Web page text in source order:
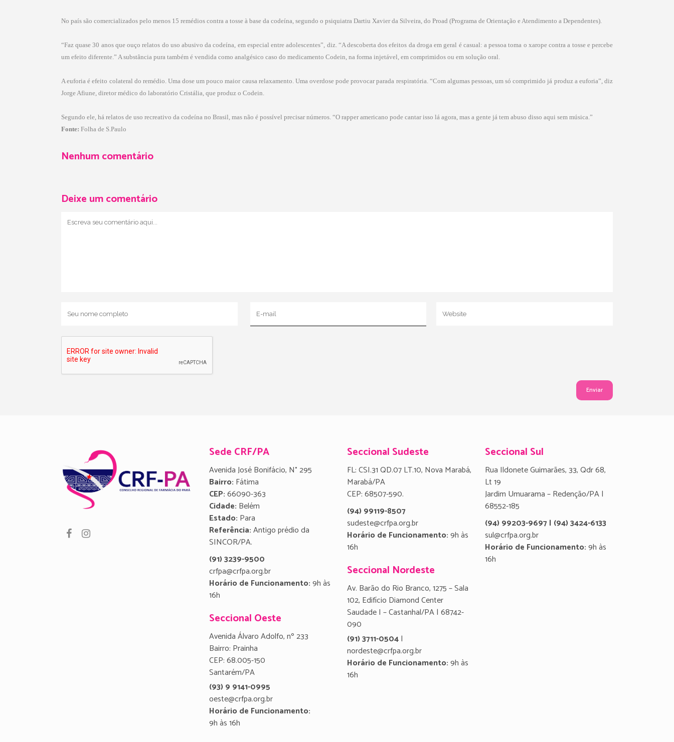
No país são comercializados pelo menos 15 remédios contra a tosse à base da codeína, segundo o psiquiatra Dartiu Xavier da Silveira, do Proad (Programa de Orientação e Atendimento a Dependentes).
“Faz quase 30 anos que ouço relatos do uso abusivo da codeína, em especial entre adolescentes”, diz. “A descoberta dos efeitos da droga em geral é casual: a pessoa toma o xarope contra a tosse e percebe
um efeito diferente.” A substância pura também é vendida como analgésico caso do medicamento Codein, na forma injetável, em comprimidos ou em solução oral.
A euforia é efeito colateral do remédio. Uma dose um pouco maior causa relaxamento. Uma overdose pode provocar parada respiratória. “Com algumas pessoas, um só comprimido já produz a euforia”, diz
Jorge Afiune, diretor médico do laboratório Cristália, que produz o Codein.
Segundo ele, há relatos de uso recreativo da codeína no Brasil, mas não é possível precisar números. “O rapper americano pode cantar isso lá agora, mas a gente já tem abuso disso aqui sem música.”
Fonte: Folha de S.Paulo
Nenhum comentário
Deixe um comentário
Sede CRF/PA
Avenida José Bonifácio, N° 295
Bairro: Fátima
CEP:66090-363
Cidade: Belém
Estado: Para
Referência:Antigo prédio da
SINCOR/PA.
(91) 3239-9500
crfpa@crfpa.org.br
Horário de Funcionamento:9h às
16h
Seccional Oeste
Avenida Álvaro Adolfo, nº 233
Bairro: Prainha
CEP: 68.005-150
Santarém/PA
(93) 9 9141-0995
oeste@crfpa.org.br
Horário de Funcionamento:
9h às 16h
Seccional Sudeste
FL: CSI.31 QD.07 LT.10, Nova Marabá,
Marabá/PA
CEP: 68507-590.
(94) 99119-8507
sudeste@crfpa.org.br
Horário de Funcionamento:9h às
16h
Seccional Nordeste
Av. Barão do Rio Branco, 1275 – Sala
102, Edifício Diamond Center
Saudade I – Castanhal/PA | 68742-
090
(91) 3711-0504|
nordeste@crfpa.org.br
Horário de Funcionamento:9h às
16h
Seccional Sul
Rua Ildonete Guimarães, 33, Qdr 68,
Lt 19
Jardim Umuarama – Redenção/PA |
68552-185
(94) 99203-9697 | (94) 3424-6133
sul@crfpa.org.br
Horário de Funcionamento:9h às
16h